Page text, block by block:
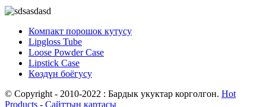
Компакт порошок кутусу
Lipgloss Tube
Loose Powder Case
Lipstick Case
Көздүн боёгусу
© Copyright - 2010-2022 : Бардык укуктар корголгон. Hot
Products - Сайттын картасы